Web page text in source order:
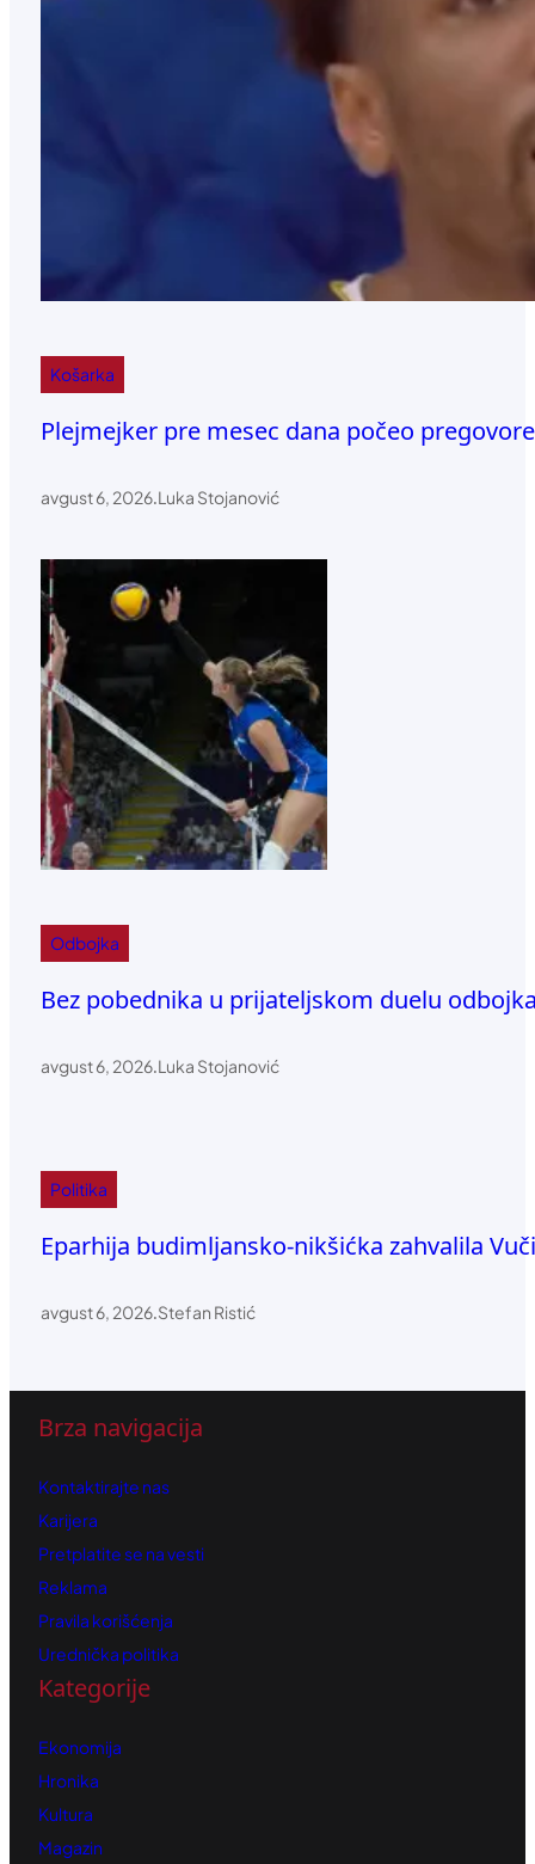
Košarka
Plejmejker pre mesec dana počeo
avgust 6, 2026.Luka Stojanović
Odbojka
Bez pobednika u prijateljskom duelu
avgust 6, 2026.Luka Stojanović
Politika
Eparhija budimljansko-nikšićka zahvalila
avgust 6, 2026.Stefan Ristić
Brza navigacija
Kontaktirajte nas
Karijera
Pretplatite se na vesti
Reklama
Pravila korišćenja
Urednička politika
Kategorije
Ekonomija
Hronika
Kultura
Magazin